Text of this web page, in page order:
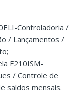
Controladoria /
/ Lançamentos /
F210ISM-
/ Controle de
saldos mensais.